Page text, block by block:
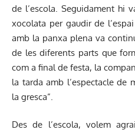
de l’escola. Seguidament hi
xocolata per gaudir de
amb la panxa plena va
de les diferents parts que
com a final de festa, la
la tarda amb l’espectacle de
la gresca”.
Des de l’escola, volem